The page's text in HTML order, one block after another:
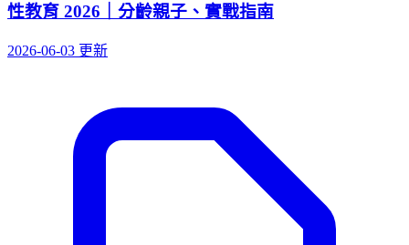
性教育 2026｜分齡親子、實戰指南
2026-06-03 更新